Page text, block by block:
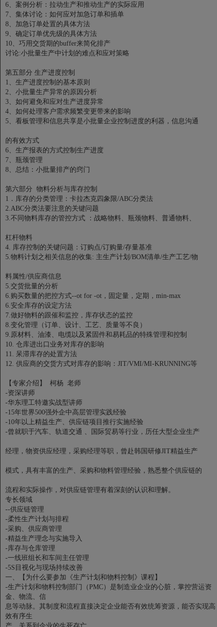
6、案例分析：拉动生产和推动生产的实际应用
7、集体讨论：如何应对加急订单和插单
8、加急订单处置的具体方法
9、确定订单优先级的具体方法
10、巧用交货期的buffer来简化排产
讨论:小批量生产中计划的难点和应对策略
第五部分 生产进度控制
1、生产进度控制的基本原则
2、小批量生产异常的原因分析
3、如何避免和应对生产进度异常
4、如何处理客户需求频繁变更带来的影响
5、看板管理和信息共享是小批量企业控制进度的利器，信息沟通
的有效方式
6、生产报表的方式控制生产进度
7、瓶颈管理
8、总结：小批量排产的窍门
第六部分 物料分析与库存控制
1．库存的分类管理：卡拉杰克四象限/ABC分类法
2.ABC分类法要注意的关键问题
3.不同物料库存的管控方式 ：战略物料、瓶颈物料、普通物料、
杠杆物料
4. 库存控制的关键问题：订购点/订购量/存量基准
5.物料计划之相关信息的收集: 主生产计划/BOM清单/生产工艺/物
料属性/供应商信息
5.交货批量的分析
6.购买数量的把控方式--ot for -ot，固定量，定期，min-max
6.安全库存的设定方法
7.做好物料的跟催和监控，库存状态的监控
8.变化管理（订单、设计、工艺、质量等不良）
9.原材料、油漆、电缆以及紧固件和易耗品的特殊管理和控制
10. 仓库进出口业务对库存的影响
11. 呆滞库存的处置方法
12. 供应商的交货方式对库存的影响：JIT/VMI/MI-KRUNNING等
【专家介绍】 柯杨 老师
-资深讲师
-华东理工特邀实战型讲师
-15年世界500强外企中高层管理实践经验
-10年以上精益生产、供应链项目推行实施经验
-曾就职于汽车、轨道交通 、国际贸易等行业，历任大型企业生产
经理，物资供应经理，采购经理等职，曾赴韩国研修JIT精益生产
模式，具有丰富的生产、采购和物料管理经验，熟悉整个供应链的
流程和实际操作，对供应链管理有着深刻的认识和理解。
专长领域
--供应链管理
-柔性生产计划与排程
-采购、供应商管理
-精益生产理念与实施导入
-库存与仓库管理
-一线班组长和车间主任管理
-5S目视化与现场持续改善
一、【为什么要参加《生产计划和物料控制》课程】
-生产计划和物料控制部门（PMC）是制造业企业的心脏，掌控营运资
金、物流、信
息等动脉。其制度和流程直接决定企业能否有效统筹资源，能否实现高
效有序生